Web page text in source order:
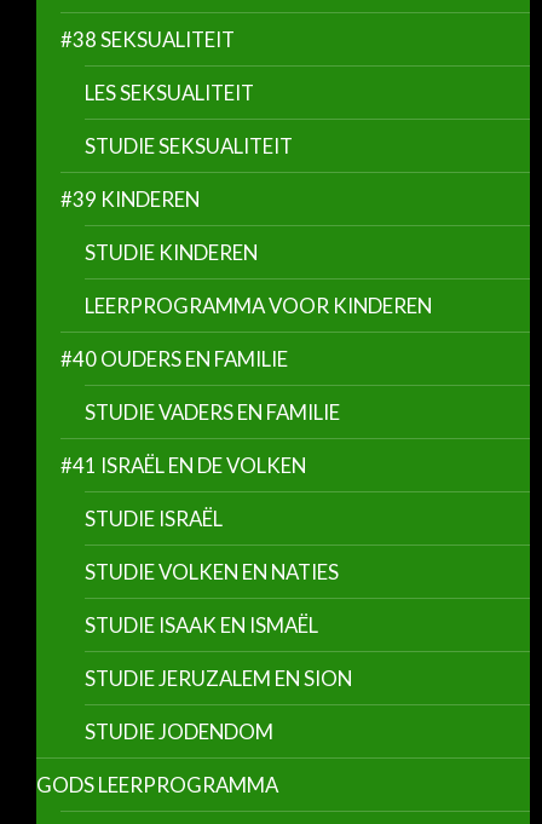
#38 SEKSUALITEIT
LES SEKSUALITEIT
STUDIE SEKSUALITEIT
#39 KINDEREN
STUDIE KINDEREN
LEERPROGRAMMA VOOR KINDEREN
#40 OUDERS EN FAMILIE
STUDIE VADERS EN FAMILIE
#41 ISRAËL EN DE VOLKEN
STUDIE ISRAËL
STUDIE VOLKEN EN NATIES
STUDIE ISAAK EN ISMAËL
STUDIE JERUZALEM EN SION
STUDIE JODENDOM
GODS LEERPROGRAMMA